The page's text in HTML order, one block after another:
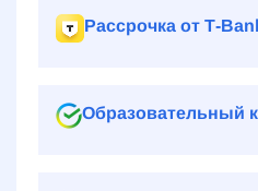
Рассрочка от
Образовательный